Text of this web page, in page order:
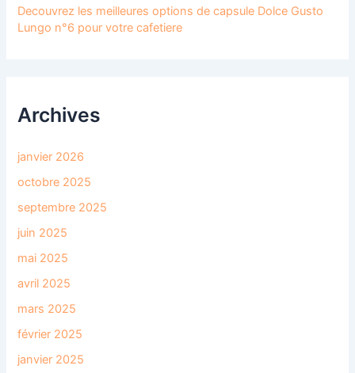
Decouvrez les meilleures options de capsule Dolce Gusto
Lungo n°6 pour votre cafetiere
Archives
janvier 2026
octobre 2025
septembre 2025
juin 2025
mai 2025
avril 2025
mars 2025
février 2025
janvier 2025